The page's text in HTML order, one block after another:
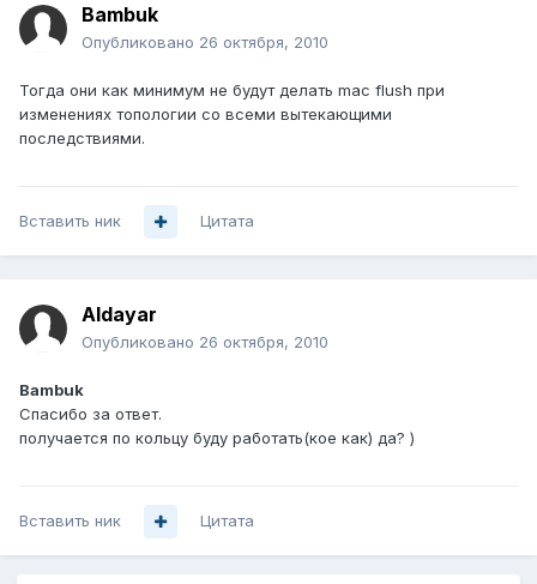
Bambuk
Опубликовано 26 октября, 2010
Тогда они как минимум не будут делать mac flush при
изменениях топологии со всеми вытекающими
последствиями.
Вставить ник Цитата
Aldayar
Опубликовано 26 октября, 2010
Bambuk
Спасибо за ответ.
получается по кольцу буду работать(кое как) да? )
Вставить ник Цитата